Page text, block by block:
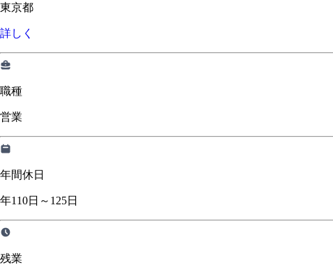
東京都
詳しく
職種
営業
年間休日
年110日～125日
残業